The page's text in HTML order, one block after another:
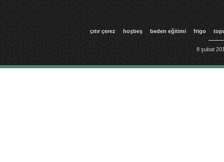
çıtır çerez hoşbeş beden eğitimi frigo
8 şubat